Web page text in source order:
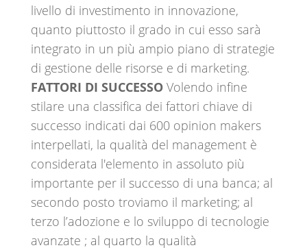
livello di investimento in innovazione,
quanto piuttosto il grado in cui esso sarà
integrato in un più ampio piano di strategie
di gestione delle risorse e di marketing.
FATTORI DI SUCCESSOVolendo infine
stilare una classifica dei fattori chiave di
successo indicati dai 600 opinion makers
interpellati, la qualità del management è
considerata l'elemento in assoluto più
importante per il successo di una banca; al
secondo posto troviamo il marketing; al
terzo l’adozione e lo sviluppo di tecnologie
avanzate ; al quarto la qualità